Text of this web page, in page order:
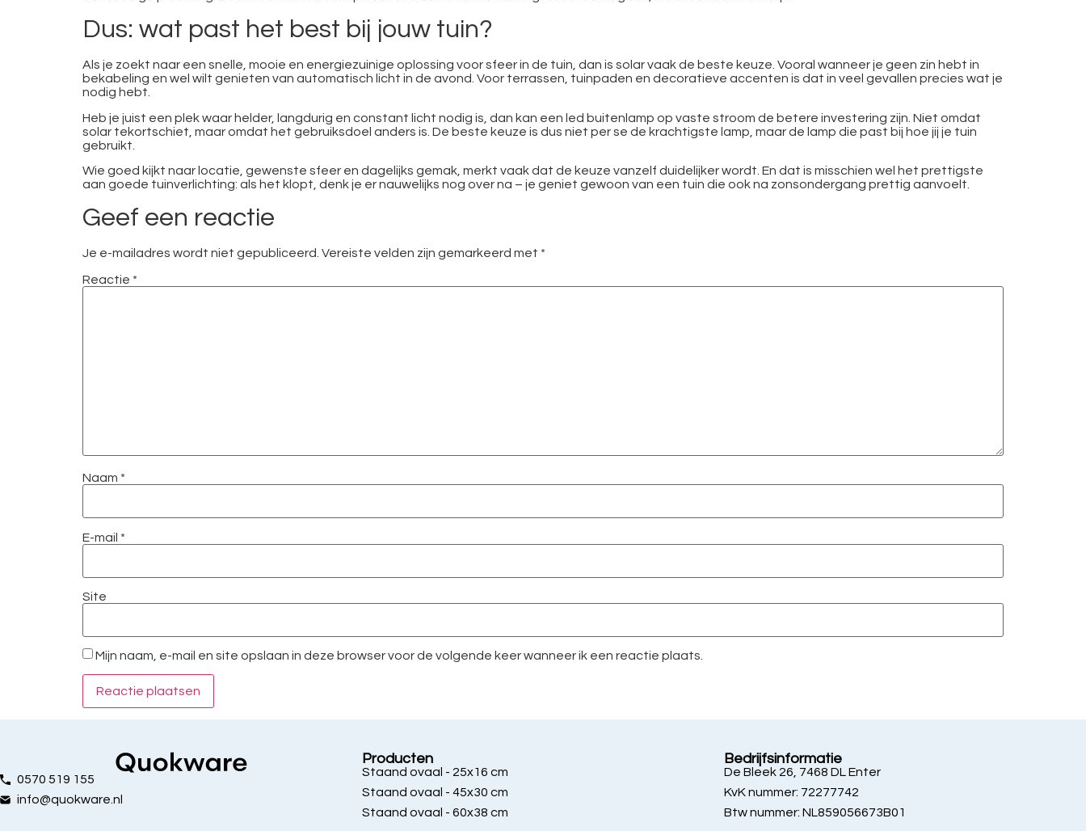
Dus: wat past het best bij jouw tuin?
Als je zoekt naar een snelle, mooie en energiezuinige oplossing voor sfeer in de tuin, dan is solar vaak de beste keuze. Vooral wanneer je geen zin hebt in
bekabeling en wel wilt genieten van automatisch licht in de avond. Voor terrassen, tuinpaden en decoratieve accenten is dat in veel gevallen precies wat je
nodig hebt.
Heb je juist een plek waar helder, langdurig en constant licht nodig is, dan kan een led buitenlamp op vaste stroom de betere investering zijn. Niet omdat
solar tekortschiet, maar omdat het gebruiksdoel anders is. De beste keuze is dus niet per se de krachtigste lamp, maar de lamp die past bij hoe jij je tuin
gebruikt.
Wie goed kijkt naar locatie, gewenste sfeer en dagelijks gemak, merkt vaak dat de keuze vanzelf duidelijker wordt. En dat is misschien wel het prettigste
aan goede tuinverlichting: als het klopt, denk je er nauwelijks nog over na – je geniet gewoon van een tuin die ook na zonsondergang prettig aanvoelt.
Geef een reactie
Je e-mailadres wordt niet gepubliceerd. Vereiste velden zijn gemarkeerd met *
Reactie *
Naam *
E-mail *
Site
Mijn naam, e-mail en site opslaan in deze browser voor de volgende keer wanneer ik een reactie plaats.
0570 519 155
info@quokware.nl
Producten
Staand ovaal - 25x16 cm
Staand ovaal - 45x30 cm
Staand ovaal - 60x38 cm
Bedrijfsinformatie
De Bleek 26, 7468 DL Enter
KvK nummer: 72277742
Btw nummer: NL859056673B01